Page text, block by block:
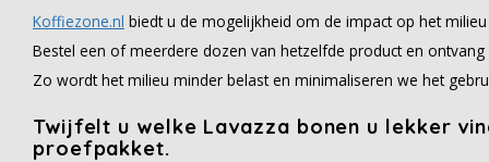
Koffiezone.nl biedt u de mogelijkheid om de impact op het
Bestel een of meerdere dozen van hetzelfde product en
Zo wordt het milieu minder belast en minimaliseren we het
Twijfelt u welke Lavazza bonen u lekker
proefpakket.